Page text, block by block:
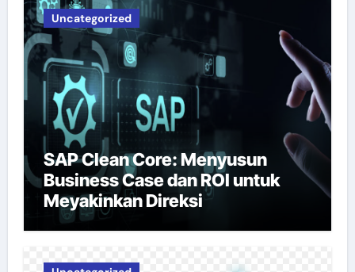
Uncategorized
SAP Clean Core: Menyusun
Business Case dan ROI untuk
Meyakinkan Direksi